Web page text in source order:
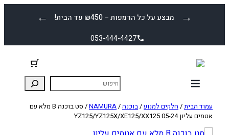
← מבצע על כל הרמפות – ₪450 עד הבית! →
053-444-4427
עמוד הבית/ חלקים למנוע/בוכנה/
NAMURA
/ סט בוכנה B מלא עם
אטמים עליון YZ125/YZ125X/XE125/XX125 05-24